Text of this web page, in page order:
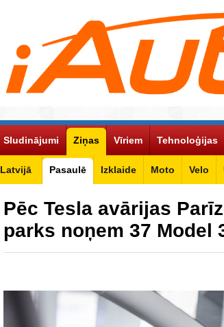
Sludinājumi Ziņas
Latvijā Pasaulē Izklaide Moto Velo
Vīriem Tehnoloģijas
Pēc Tesla avārijas
parks noņem 37 Model